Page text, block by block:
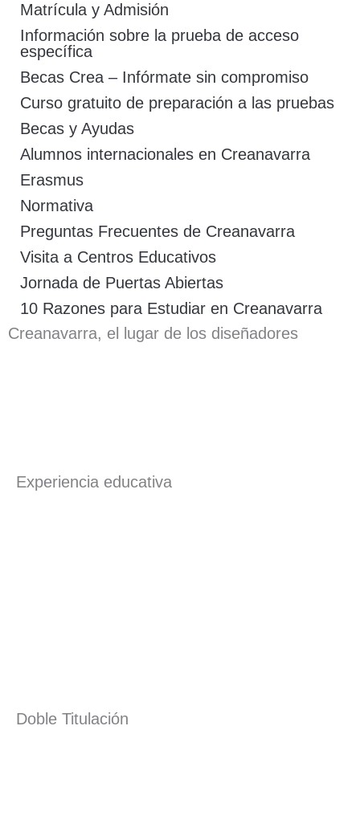
Matrícula y Admisión
Información sobre la prueba de acceso
específica
Becas Crea – Infórmate sin compromiso
Curso gratuito de preparación a las pruebas
Becas y Ayudas
Alumnos internacionales en Creanavarra
Erasmus
Normativa
Preguntas Frecuentes de Creanavarra
Visita a Centros Educativos
Jornada de Puertas Abiertas
10 Razones para Estudiar en Creanavarra
Creanavarra, el lugar de los diseñadores
Experiencia educativa
Doble Titulación